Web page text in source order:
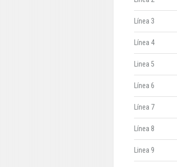
Línea 3
Línea 4
Linea 5
Línea 6
Línea 7
Línea 8
Linea 9